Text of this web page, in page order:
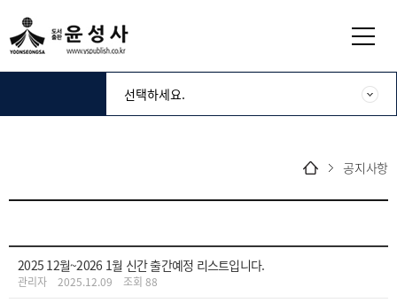
공지사항
2025 12월~2026 1월 신간 출간예정 리스트입니다.
관리자 2025.12.09 조회 88